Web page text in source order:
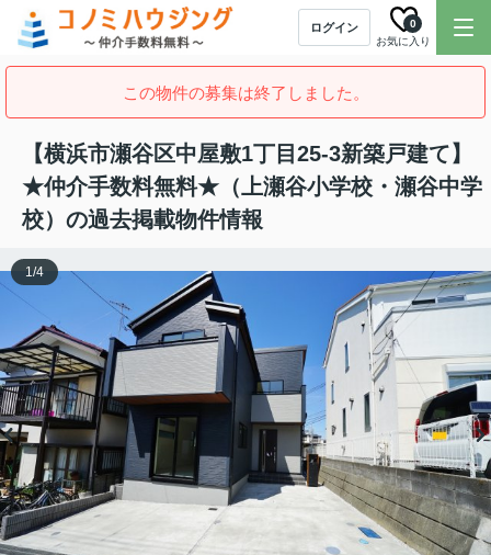
ログイン
お気に入り
0
この物件の募集は終了しました。
【横浜市瀬谷区中屋敷1丁目25-3新築戸建て】
★仲介手数料無料★（上瀬谷小学校・瀬谷中学
校）の過去掲載物件情報
1/4